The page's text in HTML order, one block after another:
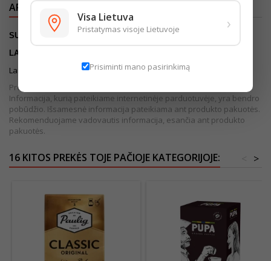
APRAŠYMAS
SUDEDAMOSIOSIOS DALYS:
100% arabikos kava.
LAIKYMO SĄLYGOS
Laikyti sausoje, vėsioje vietoje.
Prekės išvaizda gali šiek tiek skirtis nuo pateiktos nuotraukoje.
Informacija, kurią pateikiame internetinėje parduotuvėje, yra bendro
pobūdžio. Išsamesnė informacija pateikiama ant produkto pakuotės.
Rekomenduojame vadovautis informacija, esančia ant produkto
pakuotės.
16 KITOS PREKĖS TOJE PAČIOJE KATEGORIJOJE: >
Visa Lietuva
Pristatymas visoje Lietuvoje ›
Prisiminti mano pasirinkimą